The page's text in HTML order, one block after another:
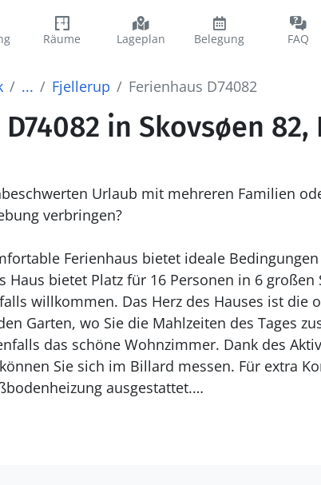
Räume Lageplan Belegung FAQ
... Fjellerup Ferienhaus D74082
in Skovsøen
Urlaub mit mehreren Familien
verbringen?
Ferienhaus bietet ideale
Haus bietet Platz für 16 Personen in 6 großen
willkommen. Das Herz des Hauses ist die
Garten, wo Sie die Mahlzeiten des Tages
das schöne Wohnzimmer. Dank des
Sie sich im Billard messen. Für extra
ausgestattet.
bietet mit Schaukel und Spielturm